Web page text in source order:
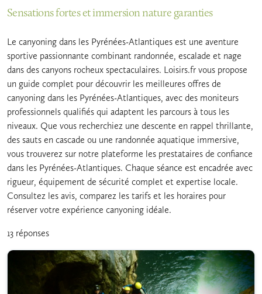
Sensations fortes et immersion nature garanties
Le canyoning dans les Pyrénées-Atlantiques est une aventure
sportive passionnante combinant randonnée, escalade et nage
dans des canyons rocheux spectaculaires. Loisirs.fr vous propose
un guide complet pour découvrir les meilleures offres de
canyoning dans les Pyrénées-Atlantiques, avec des moniteurs
professionnels qualifiés qui adaptent les parcours à tous les
niveaux. Que vous recherchiez une descente en rappel thrillante,
des sauts en cascade ou une randonnée aquatique immersive,
vous trouverez sur notre plateforme les prestataires de confiance
dans les Pyrénées-Atlantiques. Chaque séance est encadrée avec
rigueur, équipement de sécurité complet et expertise locale.
Consultez les avis, comparez les tarifs et les horaires pour
réserver votre expérience canyoning idéale.
13 réponses